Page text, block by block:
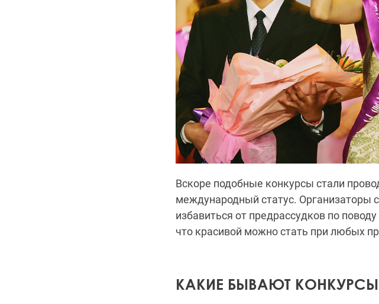
Вскоре подобные конкурсы стали
международный статус. Организаторы
избавиться от предрассудков по
что красивой можно стать при любых
КАКИЕ БЫВАЮТ КОНКУРСЫ